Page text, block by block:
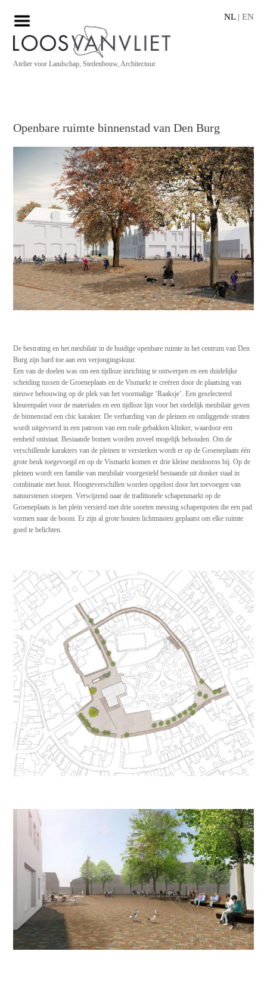
NL| EN
Atelier voor Landschap, Stedenbouw, Architectuur
Openbare ruimte binnenstad van Den Burg
De bestrating en het meubilair in de huidige openbare ruimte in het centrum van Den
Burg zijn hard toe aan een verjongingskuur.
Een van de doelen was om een tijdloze inrichting te ontwerpen en een duidelijke
scheiding tussen de Groeneplaats en de Vismarkt te creëren door de plaatsing van
nieuwe bebouwing op de plek van het voormalige ‘Raaksje’. Een geselecteerd
kleurenpalet voor de materialen en een tijdloze lijn voor het stedelijk meubilair geven
de binnenstad een chic karakter. De verharding van de pleinen en omliggende straten
wordt uitgevoerd in een patroon van een rode gebakken klinker, waardoor een
eenheid ontstaat. Bestaande bomen worden zoveel mogelijk behouden. Om de
verschillende karakters van de pleinen te versterken wordt er op de Groeneplaats één
grote beuk toegevoegd en op de Vismarkt komen er drie kleine meidoorns bij. Op de
pleinen wordt een familie van meubilair voorgesteld bestaande uit donker staal in
combinatie met hout. Hoogteverschillen worden opgelost door het toevoegen van
natuurstenen stoepen. Verwijzend naar de traditionele schapenmarkt op de
Groeneplaats is het plein versierd met drie soorten messing schapenpoten die een pad
vormen naar de boom. Er zijn al grote houten lichtmasten geplaatst om elke ruimte
goed te belichten.